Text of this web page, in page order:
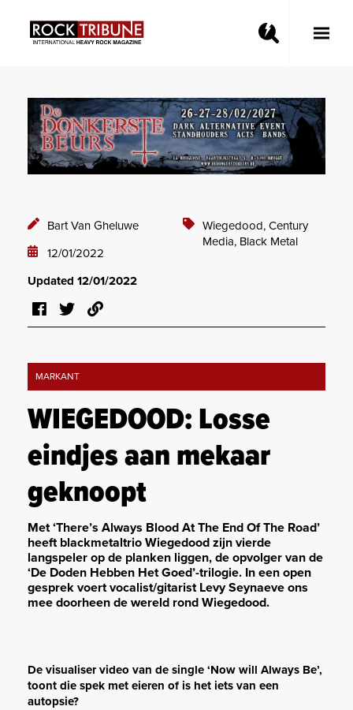
Toggle
Bart Van Gheluwe
12/01/2022
Wiegedood, Century
Media, Black Metal
Updated 12/01/2022
MARKANT
WIEGEDOOD: Losse
eindjes aan mekaar
geknoopt
Met ‘There’s Always Blood At The End Of The Road’
heeft blackmetaltrio Wiegedood zijn vierde
langspeler op de planken liggen, de opvolger van de
‘De Doden Hebben Het Goed’-trilogie. In een open
gesprek voert vocalist/gitarist Levy Seynaeve ons
mee doorheen de wereld rond Wiegedood.
De visualiser video van de single ‘Now will Always Be’,
toont die spek met eieren of is het iets van een
autopsie?